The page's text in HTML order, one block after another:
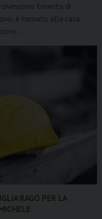
Emerito di
è tornato alla casa
RAGO PER LA